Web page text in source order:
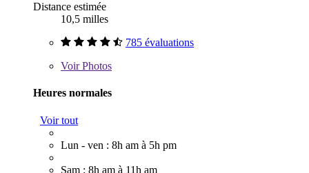
Distance estimée
10,5 milles
785 évaluations
VoirPhotos
Heures normales
Voir tout
Lun - ven : 8h am à 5h pm
Sam : 8h am à 11h am